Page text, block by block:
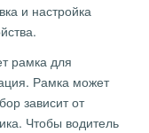
и настройка
рамка для
Рамка может
зависит от
Чтобы водитель